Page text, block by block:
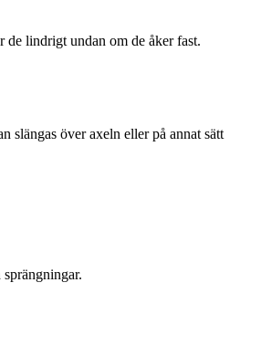
de lindrigt undan om de åker fast.
slängas över axeln eller på annat sätt